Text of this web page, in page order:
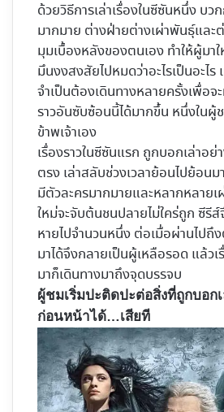
ด้วยวิธีการเล่าเรื่องในซีซันหนึ่ง บ
มากมาย ต่างฝ่ายต่างเผ่าพันธุ์และ
มุมเบื้องหลังของตนเอง ทำให้ผู้มา
มึนงงสงสัยไปหมดว่าอะไรเป็นอะไ
จำเป็นต้องเดินทางหลายครั้งเพื่อจ
ราวอันซับซ้อนนี้ได้มากขึ้น หนึ่งในผู้
ข้าพเจ้าเอง
เรื่องราวในซีซันแรก ถูกบอกเล่าอย่
ตรง เล่าสลับช่วงเวลาย้อนไปย้อน
มีตัวละครมากมายและหลากหลาย
ใหม่จะจับต้นชนปลายไม่ใคร่ถูก ซีรี
หายไปจำนวนหนึ่ง ต่อเมื่อผ่านไป
มาได้จึงกลายเป็นผู้เหลือรอด แล้วเ
มาก็เดินทางมาถึงจุดบรรจบ
ผู้ชมเริ่มปะติดปะต่อสิ่งที่ถูกบอก
ก่อนหน้าได้…เสียที